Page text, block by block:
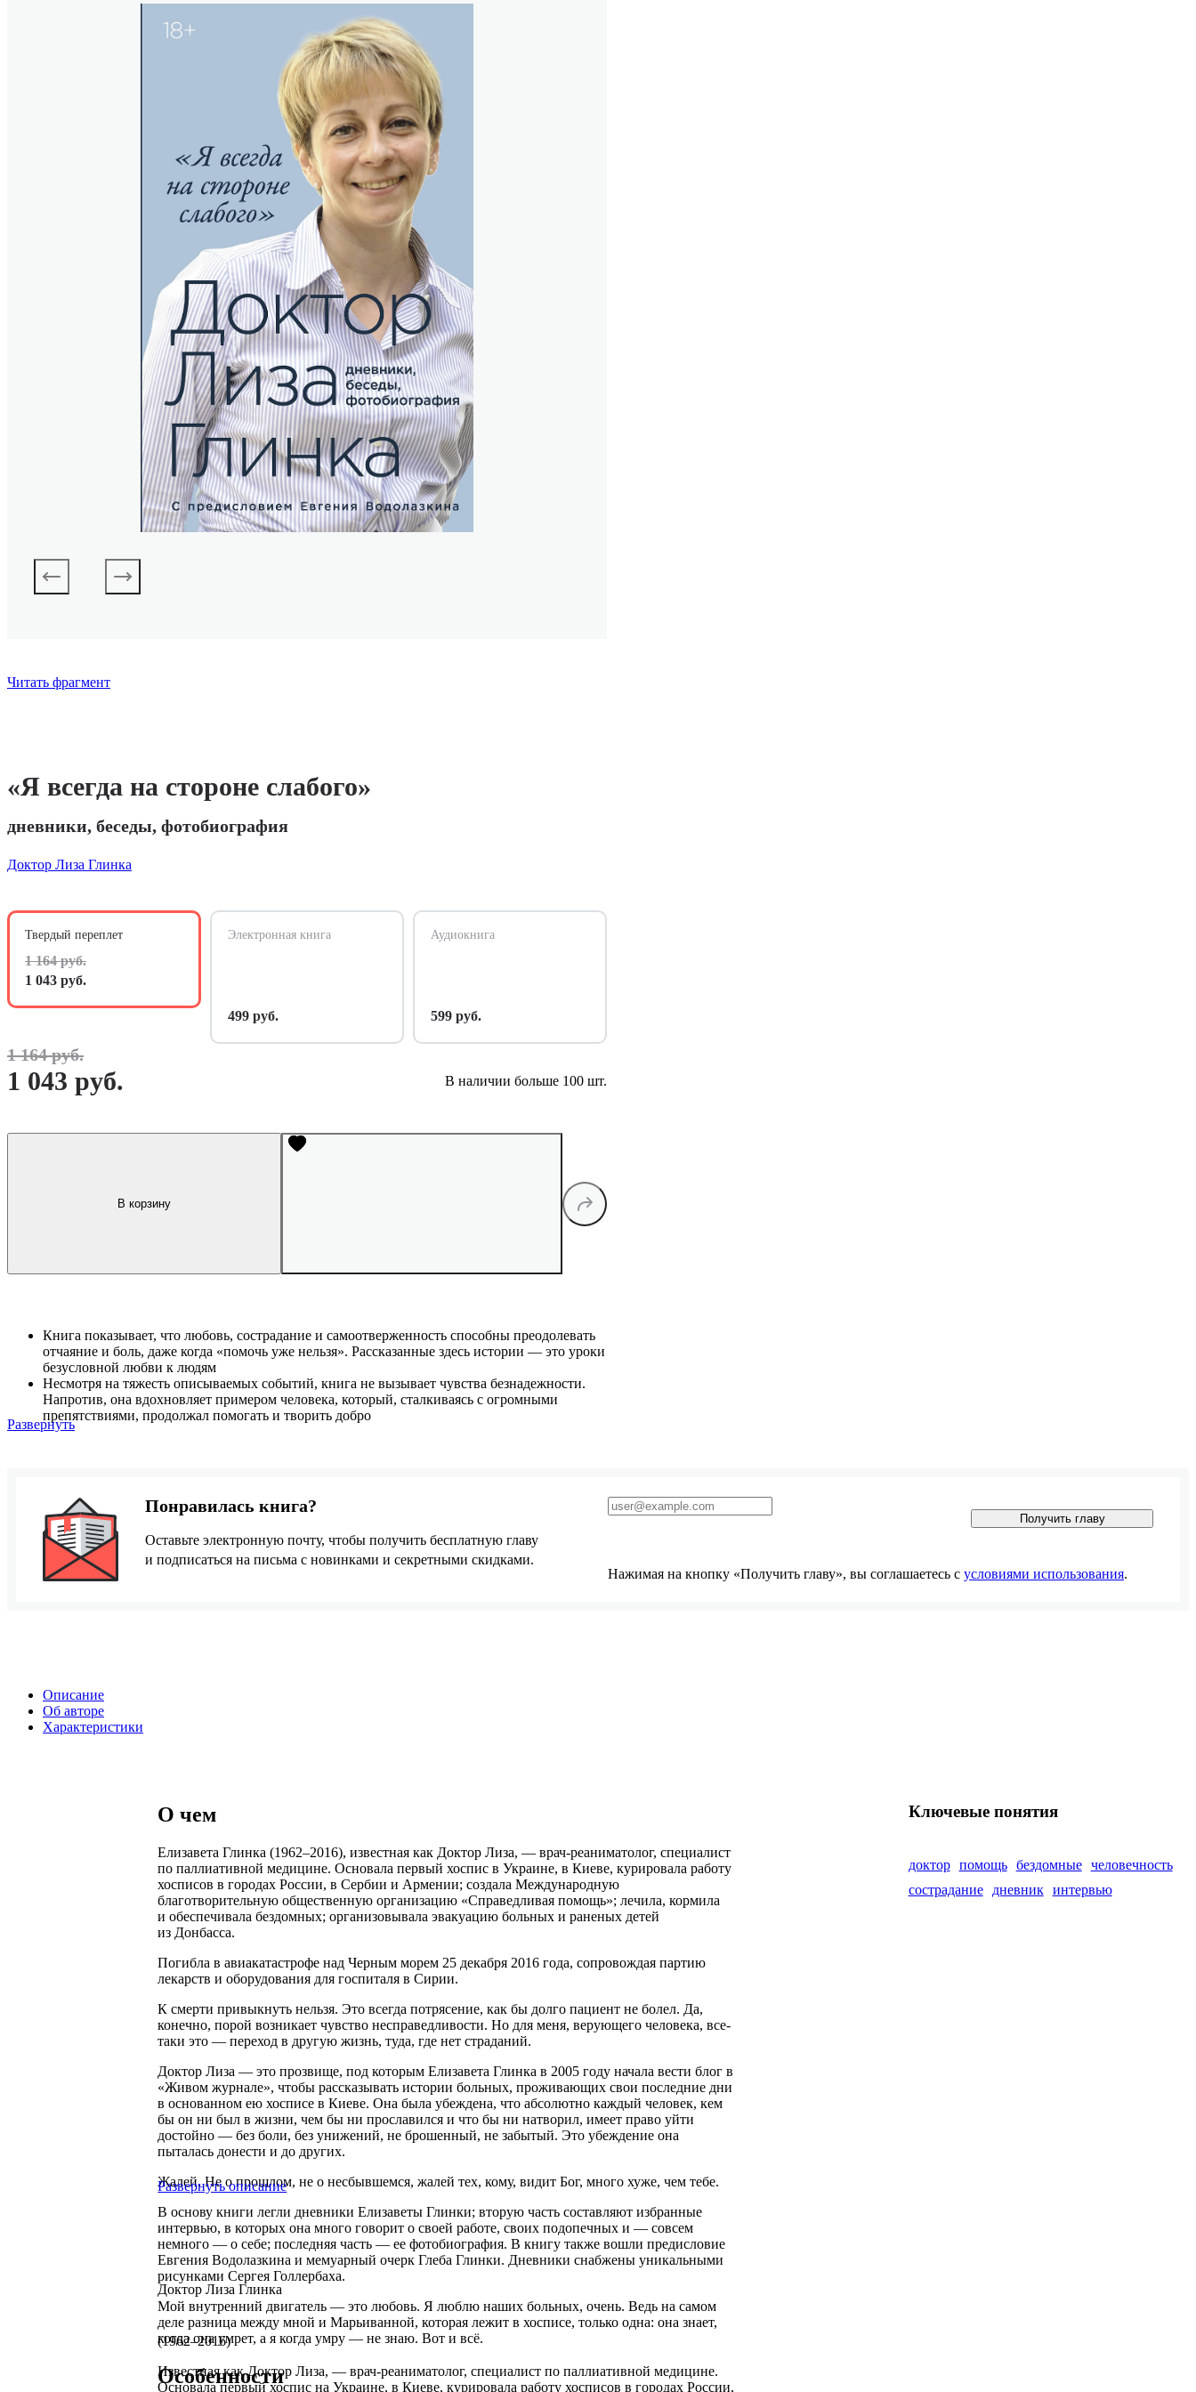
Читать фрагмент
«Я всегда на стороне слабого»
дневники, беседы, фотобиография
Доктор Лиза Глинка
Твердый переплет
1 164 руб.
1 043 руб.
Электронная книга
499 руб.
Аудиокнига
599 руб.
1 164 руб.
1 043 руб. В наличии больше 100 шт.
В корзину
Книга показывает, что любовь, сострадание и самоотверженность способны преодолевать
отчаяние и боль, даже когда «помочь уже нельзя». Рассказанные здесь истории — это уроки
безусловной любви к людям
Несмотря на тяжесть описываемых событий, книга не вызывает чувства безнадежности.
Напротив, она вдохновляет примером человека, который, сталкиваясь с огромными
препятствиями, продолжал помогать и творить добро
Развернуть
Описание
Об авторе
Характеристики
О чем
Елизавета Глинка (1962–2016), известная как Доктор Лиза, — врач-реаниматолог, специалист
по паллиативной медицине. Основала первый хоспис в Украине, в Киеве, курировала работу
хосписов в городах России, в Сербии и Армении; создала Международную
благотворительную общественную организацию «Справедливая помощь»; лечила, кормила
и обеспечивала бездомных; организовывала эвакуацию больных и раненых детей
из Донбасса.
Погибла в авиакатастрофе над Черным морем 25 декабря 2016 года, сопровождая партию
лекарств и оборудования для госпиталя в Сирии.
К смерти привыкнуть нельзя. Это всегда потрясение, как бы долго пациент не болел. Да,
конечно, порой возникает чувство несправедливости. Но для меня, верующего человека, все-
таки это — переход в другую жизнь, туда, где нет страданий.
Доктор Лиза — это прозвище, под которым Елизавета Глинка в 2005 году начала вести блог в
«Живом журнале», чтобы рассказывать истории больных, проживающих свои последние дни
в основанном ею хосписе в Киеве. Она была убеждена, что абсолютно каждый человек, кем
бы он ни был в жизни, чем бы ни прославился и что бы ни натворил, имеет право уйти
достойно — без боли, без унижений, не брошенный, не забытый. Это убеждение она
пыталась донести и до других.
Жалей. Не о прошлом, не о несбывшемся, жалей тех, кому, видит Бог, много хуже, чем тебе.
В основу книги легли дневники Елизаветы Глинки; вторую часть составляют избранные
интервью, в которых она много говорит о своей работе, своих подопечных и — совсем
немного — о себе; последняя часть — ее фотобиография. В книгу также вошли предисловие
Евгения Водолазкина и мемуарный очерк Глеба Глинки. Дневники снабжены уникальными
рисунками Сергея Голлербаха.
Мой внутренний двигатель — это любовь. Я люблю наших больных, очень. Ведь на самом
деле разница между мной и Марьиванной, которая лежит в хосписе, только одна: она знает,
когда она умрет, а я когда умру — не знаю. Вот и всё.
Особенности
Развернуть описание
Ключевые понятия
доктор помощь бездомные
человечность
сострадание
дневник интервью
Доктор Лиза Глинка
(1962–2016)
Известная как Доктор Лиза, — врач-реаниматолог, специалист по паллиативной медицине.
Основала первый хоспис на Украине, в Киеве, курировала работу хосписов в городах России,
Понравилась книга?
Оставьте электронную почту, чтобы получить бесплатную главу
и подписаться на письма с новинками и секретными скидками.
Получить главу
Нажимая на кнопку «Получить главу», вы соглашаетесь с условиями использования.